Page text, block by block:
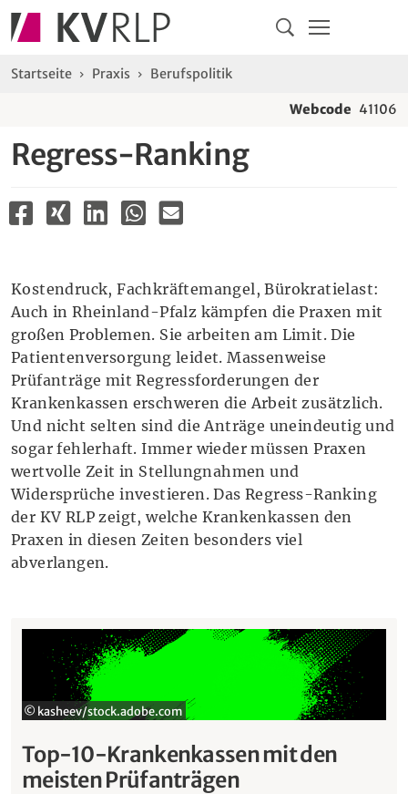
Navigation
Sie sind hier:
Startseite Praxis Berufspolitik
Webcode 41106
Regress-Ranking
Kostendruck, Fachkräftemangel, Bürokratielast:
Auch in Rheinland-Pfalz kämpfen die Praxen mit
großen Problemen. Sie arbeiten am Limit. Die
Patientenversorgung leidet. Massenweise
Prüfanträge mit Regressforderungen der
Krankenkassen erschweren die Arbeit zusätzlich.
Und nicht selten sind die Anträge uneindeutig und
sogar fehlerhaft. Immer wieder müssen Praxen
wertvolle Zeit in Stellungnahmen und
Widersprüche investieren. Das Regress-Ranking
der KV RLP zeigt, welche Krankenkassen den
Praxen in diesen Zeiten besonders viel
abverlangen.
© kasheev/stock.adobe.com
Top-10-Krankenkassen mit den
meisten Prüfanträgen